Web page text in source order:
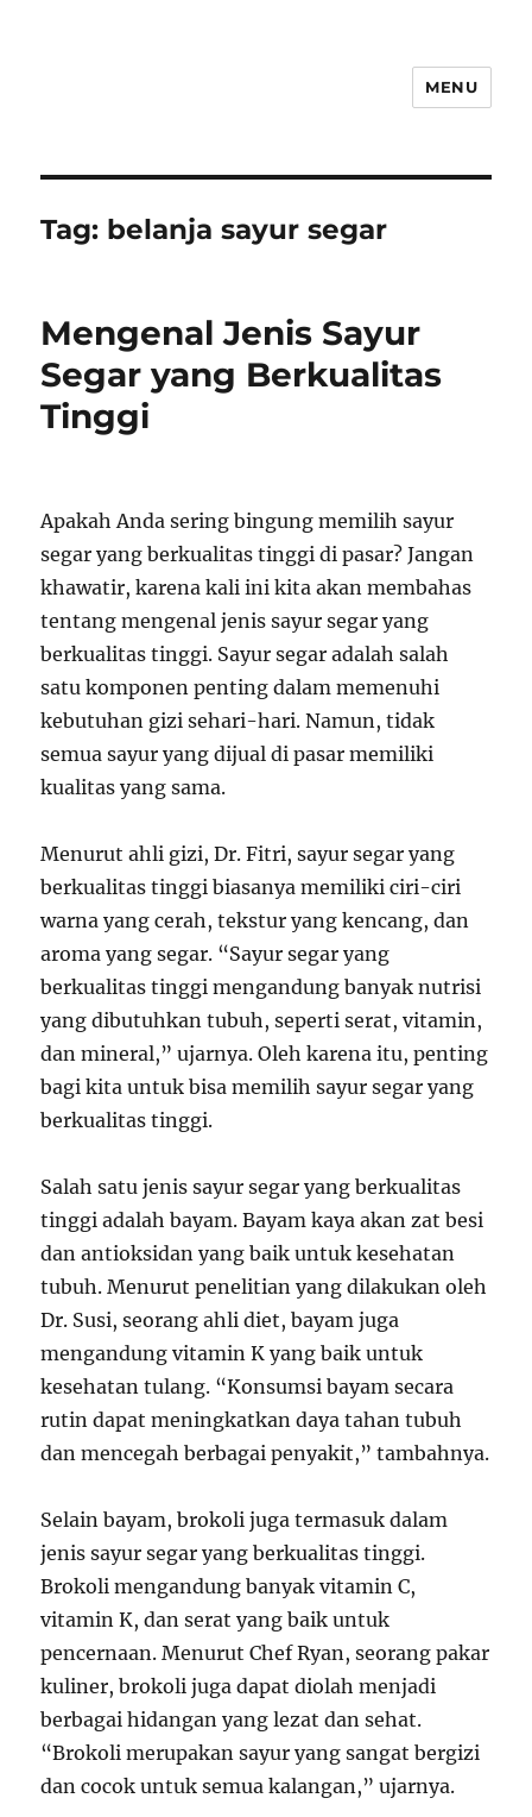
MENU
Tag: belanja sayur segar
Mengenal Jenis Sayur
Segar yang Berkualitas
Tinggi
Apakah Anda sering bingung memilih sayur
segar yang berkualitas tinggi di pasar? Jangan
khawatir, karena kali ini kita akan membahas
tentang mengenal jenis sayur segar yang
berkualitas tinggi. Sayur segar adalah salah
satu komponen penting dalam memenuhi
kebutuhan gizi sehari-hari. Namun, tidak
semua sayur yang dijual di pasar memiliki
kualitas yang sama.
Menurut ahli gizi, Dr. Fitri, sayur segar yang
berkualitas tinggi biasanya memiliki ciri-ciri
warna yang cerah, tekstur yang kencang, dan
aroma yang segar. “Sayur segar yang
berkualitas tinggi mengandung banyak nutrisi
yang dibutuhkan tubuh, seperti serat, vitamin,
dan mineral,” ujarnya. Oleh karena itu, penting
bagi kita untuk bisa memilih sayur segar yang
berkualitas tinggi.
Salah satu jenis sayur segar yang berkualitas
tinggi adalah bayam. Bayam kaya akan zat besi
dan antioksidan yang baik untuk kesehatan
tubuh. Menurut penelitian yang dilakukan oleh
Dr. Susi, seorang ahli diet, bayam juga
mengandung vitamin K yang baik untuk
kesehatan tulang. “Konsumsi bayam secara
rutin dapat meningkatkan daya tahan tubuh
dan mencegah berbagai penyakit,” tambahnya.
Selain bayam, brokoli juga termasuk dalam
jenis sayur segar yang berkualitas tinggi.
Brokoli mengandung banyak vitamin C,
vitamin K, dan serat yang baik untuk
pencernaan. Menurut Chef Ryan, seorang pakar
kuliner, brokoli juga dapat diolah menjadi
berbagai hidangan yang lezat dan sehat.
“Brokoli merupakan sayur yang sangat bergizi
dan cocok untuk semua kalangan,” ujarnya.